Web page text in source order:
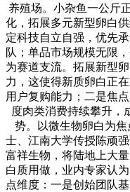
养殖场。小杂鱼一公斤
化，拓展多元新型卵白
定科技自立自强，优先
队；单品市场规模无限
为赛道支流。拓展新型
力，这使得新质卵白正
用户复购能力；二是焦
度肉类消费持续攀升，
势。以微生物卵白为
士、江南大学传授陈顽
富祥生物，将陆地上大
白质用做，业内专家认
点维度：一是创始团队